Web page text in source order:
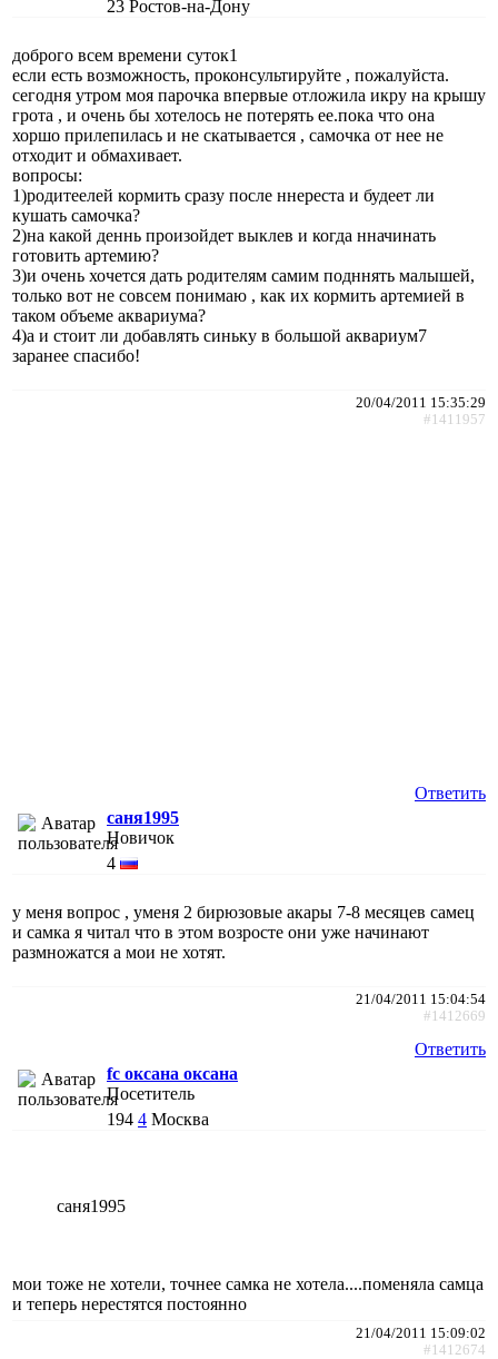
23 Ростов-на-Дону
доброго всем времени суток1
если есть возможность, проконсультируйте , пожалуйста.
сегодня утром моя парочка впервые отложила икру на крышу
грота , и очень бы хотелось не потерять ее.пока что она
хоршо прилепилась и не скатывается , самочка от нее не
отходит и обмахивает.
вопросы:
1)родитеелей кормить сразу после ннереста и будеет ли
кушать самочка?
2)на какой деннь произойдет выклев и когда нначинать
готовить артемию?
3)и очень хочется дать родителям самим подннять малышей,
только вот не совсем понимаю , как их кормить артемией в
таком объеме аквариума?
4)а и стоит ли добавлять синьку в большой аквариум7
заранее спасибо!
20/04/2011 15:35:29
#1411957
Ответить
саня1995
Новичок
4
у меня вопрос , уменя 2 бирюзовые акары 7-8 месяцев самец
и самка я читал что в этом возросте они уже начинают
размножатся а мои не хотят.
21/04/2011 15:04:54
#1412669
Ответить
fc оксана оксана
Посетитель
194 4 Москва
саня1995
мои тоже не хотели, точнее самка не хотела....поменяла самца
и теперь нерестятся постоянно
21/04/2011 15:09:02
#1412674